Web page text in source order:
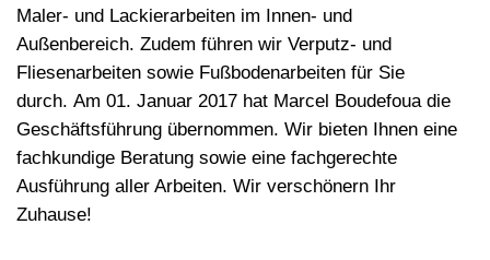
Maler- und Lackierarbeiten im Innen- und
Außenbereich. Zudem führen wir Verputz- und
Fliesenarbeiten sowie Fußbodenarbeiten für Sie
durch. Am 01. Januar 2017 hat Marcel Boudefoua die
Geschäftsführung übernommen. Wir bieten Ihnen eine
fachkundige Beratung sowie eine fachgerechte
Ausführung aller Arbeiten. Wir verschönern Ihr
Zuhause!